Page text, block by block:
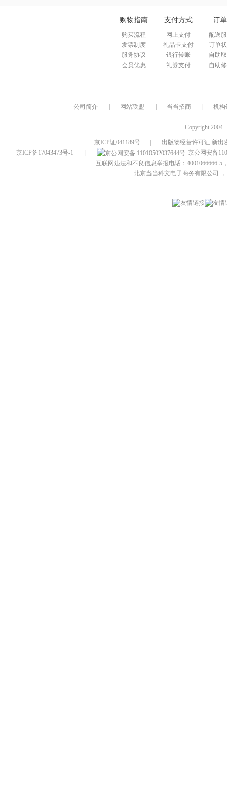
购物指南
购买流程
发票制度
服务协议
会员优惠
支付方式
网上支付
礼品卡支付
银行转账
礼券支付
订
配送
订单
自助
自助
公司简介 网站联盟 当当招商 机构
Copyright 2004
京ICP证041189号
出版物经营许可证 新出
京ICP备17043473号-1
京公网安备
互联网违法和不良信息举报电话：4001066666-5
北京当当科文电子商务有限公司